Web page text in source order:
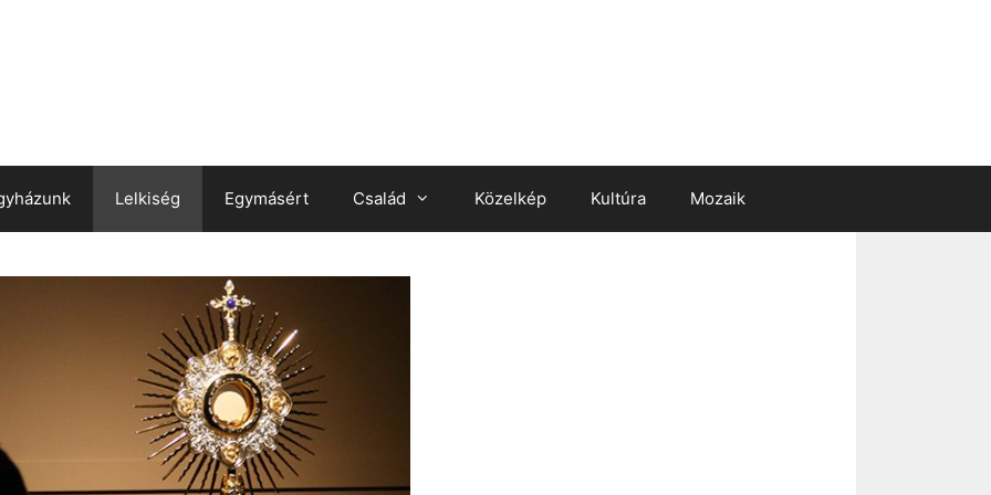
Lelkiség Egymásért Család Közelkép Kultúra Mozaik